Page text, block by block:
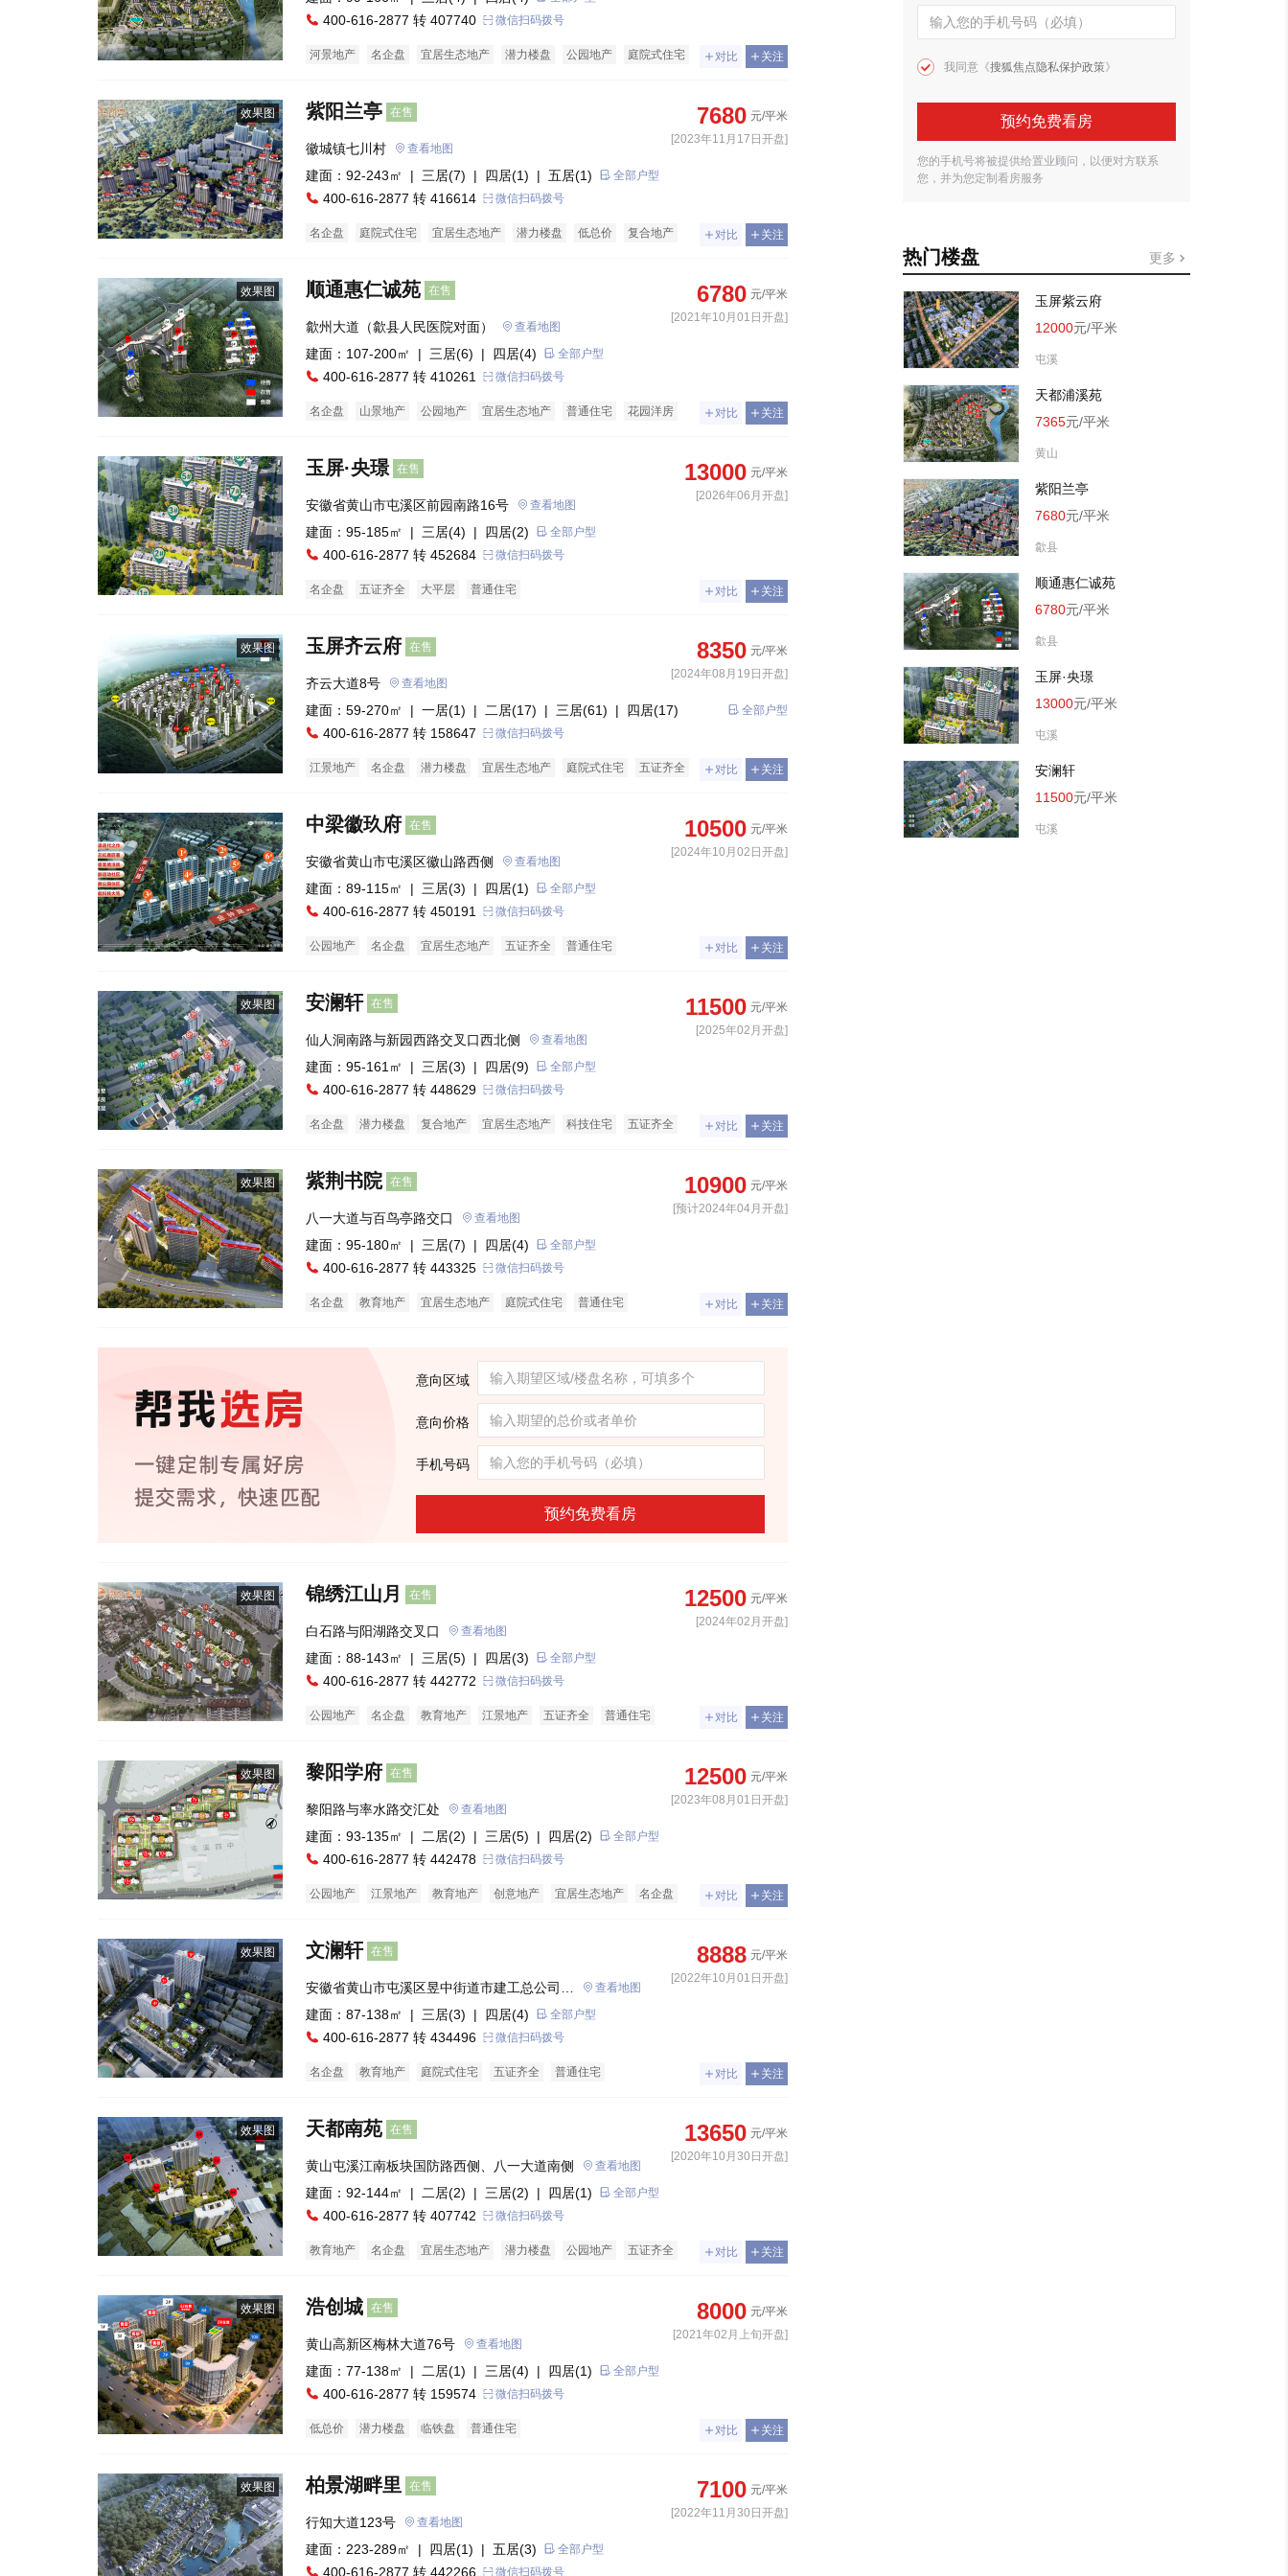
400-616-2877 转 407740 微信扫码拨号
河景地产 名企盘 宜居生态地产 潜力楼盘 公园地产
庭院式住宅
对比 关注
效果图 紫阳兰亭 在售 7680 元/平米
[2023年11月17日开盘]
徽城镇七川村 查看地图
建面：92-243㎡ | 三居(7) | 四居(1) | 五居(1) 全部户型
400-616-2877 转 416614 微信扫码拨号
名企盘 庭院式住宅 宜居生态地产 潜力楼盘 低总价
复合地产
对比 关注
效果图 顺通惠仁诚苑 在售 6780 元/平米
[2021年10月01日开盘]
歙州大道（歙县人民医院对面） 查看地图
建面：107-200㎡ | 三居(6) | 四居(4) 全部户型
400-616-2877 转 410261 微信扫码拨号
名企盘 山景地产 公园地产 宜居生态地产 普通住宅 花园洋房 对比 关注
玉屏·央璟 在售 13000 元/平米
[2026年06月开盘]
安徽省黄山市屯溪区前园南路16号 查看地图
建面：95-185㎡ | 三居(4) | 四居(2) 全部户型
400-616-2877 转 452684 微信扫码拨号
名企盘 五证齐全 大平层 普通住宅 对比 关注
效果图 玉屏齐云府 在售 8350 元/平米
[2024年08月19日开盘]
齐云大道8号 查看地图
建面：59-270㎡ | 一居(1) | 二居(17) | 三居(61) | 四居(17)
| 五居(8)| 六居(1)
全部户型
400-616-2877 转 158647 微信扫码拨号
江景地产 名企盘 潜力楼盘 宜居生态地产 庭院式住宅
五证齐全
对比 关注
中梁徽玖府 在售 10500 元/平米
[2024年10月02日开盘]
安徽省黄山市屯溪区徽山路西侧 查看地图
建面：89-115㎡ | 三居(3) | 四居(1) 全部户型
400-616-2877 转 450191 微信扫码拨号
公园地产 名企盘 宜居生态地产 五证齐全 普通住宅 对比 关注
效果图 安澜轩 在售 11500 元/平米
[2025年02月开盘]
仙人洞南路与新园西路交叉口西北侧 查看地图
建面：95-161㎡ | 三居(3) | 四居(9) 全部户型
400-616-2877 转 448629 微信扫码拨号
名企盘 潜力楼盘 复合地产 宜居生态地产 科技住宅
五证齐全
对比 关注
效果图 紫荆书院 在售 10900 元/平米
[预计2024年04月开盘]
八一大道与百鸟亭路交口 查看地图
建面：95-180㎡ | 三居(7) | 四居(4) 全部户型
400-616-2877 转 443325 微信扫码拨号
名企盘 教育地产 宜居生态地产 庭院式住宅 普通住宅 对比 关注
意向区域
意向价格
手机号码
预约免费看房
效果图 锦绣江山月 在售 12500 元/平米
[2024年02月开盘]
白石路与阳湖路交叉口 查看地图
建面：88-143㎡ | 三居(5) | 四居(3) 全部户型
400-616-2877 转 442772 微信扫码拨号
公园地产 名企盘 教育地产 江景地产 五证齐全 普通住宅 对比 关注
效果图 黎阳学府 在售 12500 元/平米
[2023年08月01日开盘]
黎阳路与率水路交汇处 查看地图
建面：93-135㎡ | 二居(2) | 三居(5) | 四居(2) 全部户型
400-616-2877 转 442478 微信扫码拨号
公园地产 江景地产 教育地产 创意地产 宜居生态地产
名企盘
对比 关注
效果图 文澜轩 在售 8888 元/平米
[2022年10月01日开盘]
安徽省黄山市屯溪区昱中街道市建工总公司宿
舍(新园西路)
查看地图
建面：87-138㎡ | 三居(3) | 四居(4) 全部户型
400-616-2877 转 434496 微信扫码拨号
名企盘 教育地产 庭院式住宅 五证齐全 普通住宅 对比 关注
效果图 天都南苑 在售 13650 元/平米
[2020年10月30日开盘]
黄山屯溪江南板块国防路西侧、八一大道南侧 查看地图
建面：92-144㎡ | 二居(2) | 三居(2) | 四居(1) 全部户型
400-616-2877 转 407742 微信扫码拨号
教育地产 名企盘 宜居生态地产 潜力楼盘 公园地产
五证齐全
对比 关注
效果图 浩创城 在售 8000 元/平米
[2021年02月上旬开盘]
黄山高新区梅林大道76号 查看地图
建面：77-138㎡ | 二居(1) | 三居(4) | 四居(1) 全部户型
400-616-2877 转 159574 微信扫码拨号
低总价 潜力楼盘 临铁盘 普通住宅 对比 关注
效果图 柏景湖畔里 在售 7100 元/平米
[2022年11月30日开盘]
行知大道123号 查看地图
建面：223-289㎡ | 四居(1) | 五居(3) 全部户型
400-616-2877 转 442266 微信扫码拨号
我同意《搜狐焦点隐私保护政策》
预约免费看房
您的手机号将被提供给置业顾问，以便对方联系
您，并为您定制看房服务
热门楼盘 更多
玉屏紫云府
12000元/平米
屯溪
天都浦溪苑
7365元/平米
黄山
紫阳兰亭
7680元/平米
歙县
顺通惠仁诚苑
6780元/平米
歙县
玉屏·央璟
13000元/平米
屯溪
安澜轩
11500元/平米
屯溪